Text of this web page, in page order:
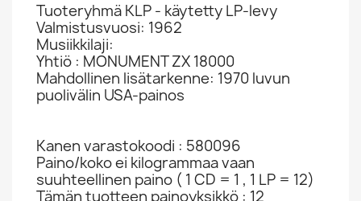
Tuoteryhmä KLP - käytetty LP-levy
Valmistusvuosi: 1962
Musiikkilaji:
Yhtiö : MONUMENT ZX 18000
Mahdollinen lisätarkenne: 1970 luvun
puolivälin USA-painos
Kanen varastokoodi : 580096
Paino/koko ei kilogrammaa vaan
suuhteellinen paino ( 1 CD = 1 , 1 LP = 12)
Tämän tuotteen painoyksikkö : 12